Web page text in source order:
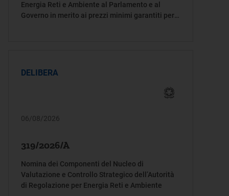
Energia Reti e Ambiente al Parlamento e al
Governo in merito ai prezzi minimi garantiti per
DELIBERA
06/08/2026
319/2026/A
Nomina dei Componenti del Nucleo di
Valutazione e Controllo Strategico dell’Autorità
di Regolazione per Energia Reti e Ambiente